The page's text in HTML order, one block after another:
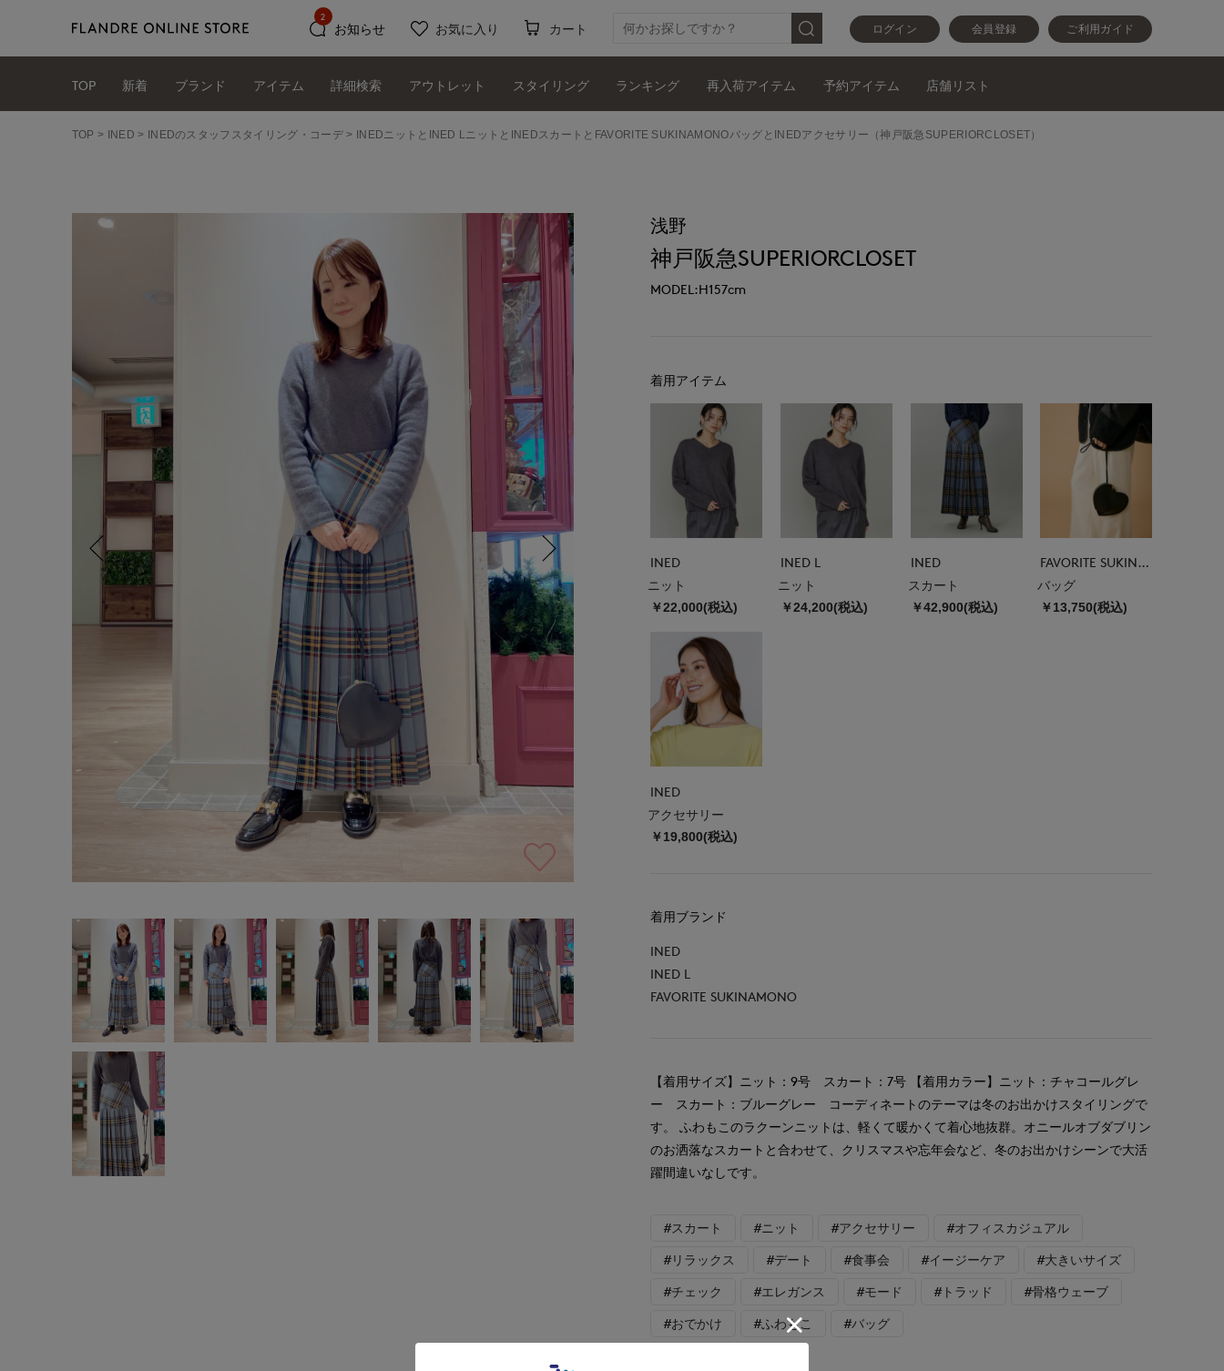
ログイン 会員登録 ご利用ガイド
お知らせ
2
お気に入り カート
TOP 新着 ブランド アイテム 詳細検索 アウトレット スタイリング ランキング 再入荷アイテム 予約アイテム 店舗リスト
TOP INED INEDのスタッフスタイリング・コーデ INEDニットとINED LニットとINEDスカートとFAVORITE SUKINAMONOバッグとINEDアクセサリー（神戸阪急SUPERIORCLOSET）
浅野
神戸阪急SUPERIORCLOSET
MODEL:H157cm
着用アイテム
INED
ニット
￥22,000(税込)
INED L
ニット
￥24,200(税込)
INED
スカート
￥42,900(税込)
FAVORITE SUKINAMONO
バッグ
￥13,750(税込)
INED
アクセサリー
￥19,800(税込)
着用ブランド
INED
INED L
FAVORITE SUKINAMONO
【着用サイズ】ニット：9号 スカート：7号 【着用カラー】ニット：チャコールグレ
ー スカート：ブルーグレー コーディネートのテーマは冬のお出かけスタイリングで
す。 ふわもこのラクーンニットは、軽くて暖かくて着心地抜群。オニールオブダブリン
のお洒落なスカートと合わせて、クリスマスや忘年会など、冬のお出かけシーンで大活
躍間違いなしです。
#スカート #ニット #アクセサリー #オフィスカジュアル
#リラックス #デート #食事会 #イージーケア #大きいサイズ
#チェック #エレガンス #モード #トラッド #骨格ウェーブ
#おでかけ #ふわもこ #バッグ